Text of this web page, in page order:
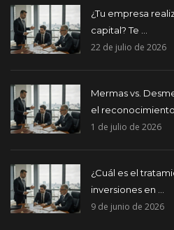
¿Tu empresa
capital? Te ...
22 de julio de 2026
Mermas vs.
el reconocimiento
1 de julio de 2026
¿Cuál es el
inversiones en ...
9 de junio de 2026